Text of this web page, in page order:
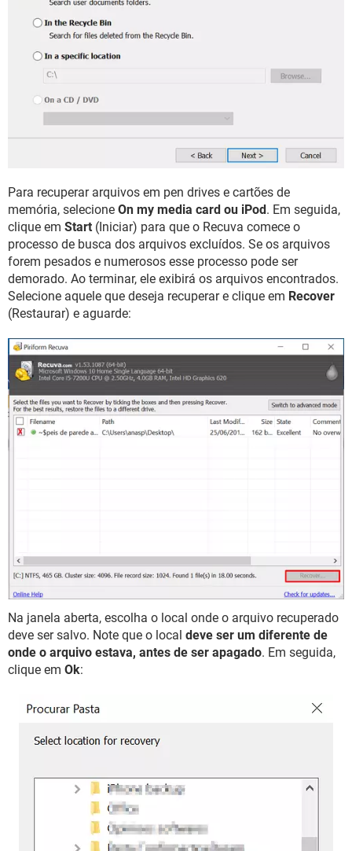
Para recuperar arquivos em pen drives e cartões de
memória, selecione On my media card ou iPod . Em seguida,
clique em Start (Iniciar) para que o Recuva comece o
processo de busca dos arquivos excluídos. Se os arquivos
forem pesados e numerosos esse processo pode ser
demorado. Ao terminar, ele exibirá os arquivos encontrados.
Selecione aquele que deseja recuperar e clique em Recover
(Restaurar) e aguarde:
Na janela aberta, escolha o local onde o arquivo recuperado
deve ser salvo. Note que o local deve ser um diferente de
onde o arquivo estava, antes de ser apagado. Em seguida,
clique em Ok: